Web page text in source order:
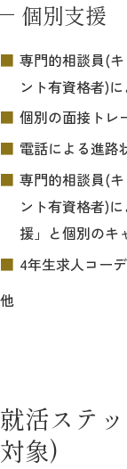
個別支援
専門的相談員(
ント有資格者)
個別の面接トレ
電話による進路
専門的相談員(
ント有資格者)
援」と個別のキ
4年生求人コー
他
就活ステ
対象)